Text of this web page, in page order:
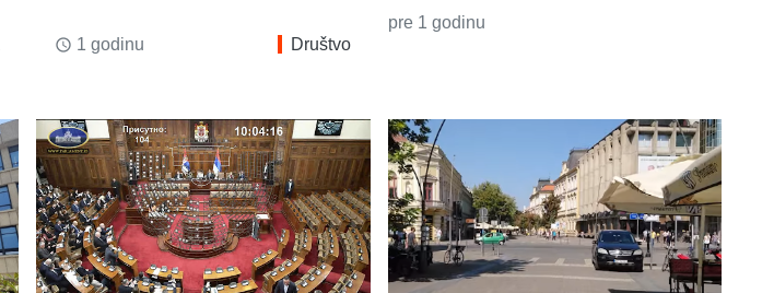
access_time 1 godinu Društvo
pre 1 godinu